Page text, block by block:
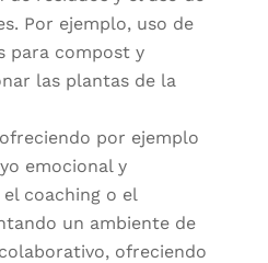
Por ejemplo, uso de
para compost y
las plantas de la
ofreciendo por ejemplo
emocional y
coaching o el
un ambiente de
ofreciendo